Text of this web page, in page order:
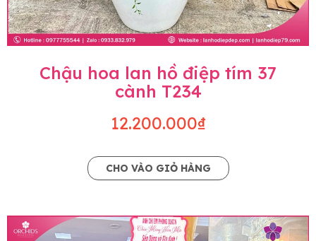
Chậu hoa lan hồ điệp tím 37
cành T234
12.200.000₫
CHO VÀO GIỎ HÀNG